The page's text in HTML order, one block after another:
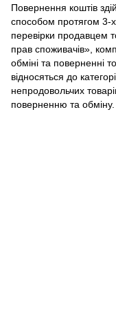
Повернення коштів
способом протягом 3-
перевірки продавцем
прав споживачів»,
обміні та поверненні
відносяться до
непродовольчих
поверненню та обміну.